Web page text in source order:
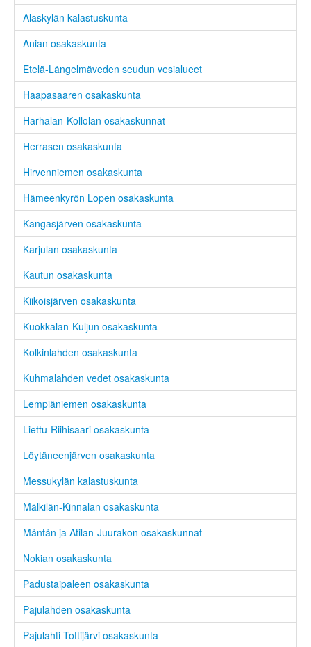
Alaskylän kalastuskunta
Anian osakaskunta
Etelä-Längelmäveden seudun vesialueet
Haapasaaren osakaskunta
Harhalan-Kollolan osakaskunnat
Herrasen osakaskunta
Hirvenniemen osakaskunta
Hämeenkyrön Lopen osakaskunta
Kangasjärven osakaskunta
Karjulan osakaskunta
Kautun osakaskunta
Kiikoisjärven osakaskunta
Kuokkalan-Kuljun osakaskunta
Kolkinlahden osakaskunta
Kuhmalahden vedet osakaskunta
Lempiäniemen osakaskunta
Liettu-Riihisaari osakaskunta
Löytäneenjärven osakaskunta
Messukylän kalastuskunta
Mälkilän-Kinnalan osakaskunta
Mäntän ja Atilan-Juurakon osakaskunnat
Nokian osakaskunta
Padustaipaleen osakaskunta
Pajulahden osakaskunta
Pajulahti-Tottijärvi osakaskunta